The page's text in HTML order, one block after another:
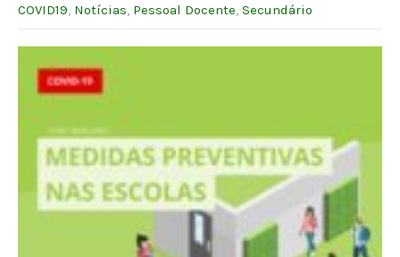
COVID19 Notícias Pessoal Docente Secundário